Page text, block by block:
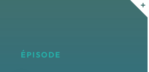
ÉPISODE